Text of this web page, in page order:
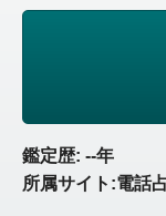
鑑定歴: --年
所属サイト:電話